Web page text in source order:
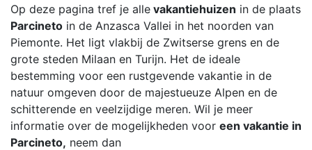
Op deze pagina tref je alle vakantiehuizen in de plaats
Parcineto in de Anzasca Vallei in het noorden van
Piemonte. Het ligt vlakbij de Zwitserse grens en de
grote steden Milaan en Turijn. Het de ideale
bestemming voor een rustgevende vakantie in de
natuur omgeven door de majestueuze Alpen en de
schitterende en veelzijdige meren. Wil je meer
informatie over de mogelijkheden voor een vakantie in
Parcineto, neem dan